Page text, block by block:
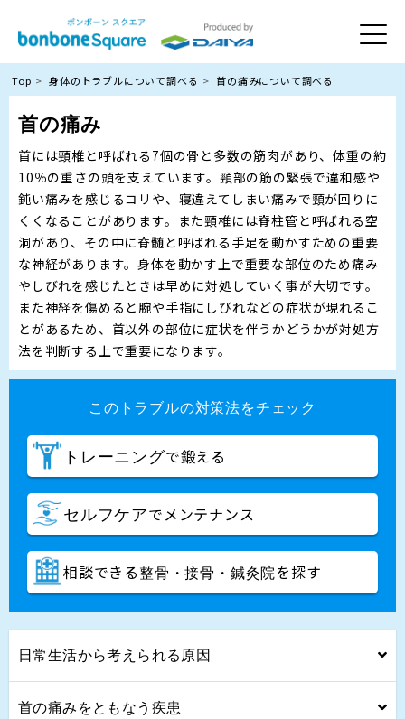
Top 身体のトラブルについて調べる 首の痛みについて調べる
首の痛み
首には頸椎と呼ばれる7個の骨と多数の筋肉があり、体重の約
10％の重さの頭を支えています。頸部の筋の緊張で違和感や
鈍い痛みを感じるコリや、寝違えてしまい痛みで頸が回りに
くくなることがあります。また頸椎には脊柱管と呼ばれる空
洞があり、その中に脊髄と呼ばれる手足を動かすための重要
な神経があります。身体を動かす上で重要な部位のため痛み
やしびれを感じたときは早めに対処していく事が大切です。
また神経を傷めると腕や手指にしびれなどの症状が現れるこ
とがあるため、首以外の部位に症状を伴うかどうかが対処方
法を判断する上で重要になります。
このトラブルの対策法をチェック
トレーニングで鍛える
セルフケアでメンテナンス
相談できる整骨・接骨・鍼灸院を探す
日常生活から考えられる原因
首の痛みをともなう疾患